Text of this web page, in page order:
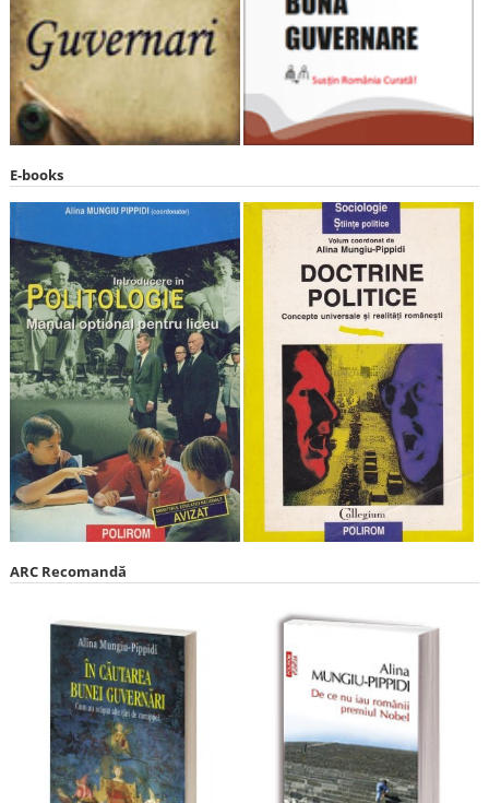
E-books
ARC Recomandă